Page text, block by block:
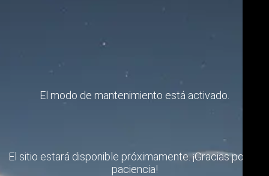
El modo de mantenimiento está activado.
El sitio estará disponible próximamente. ¡Gracias por su
paciencia!